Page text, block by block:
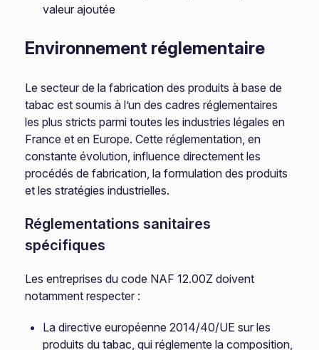
valeur ajoutée
Environnement réglementaire
Le secteur de la fabrication des produits à base de
tabac est soumis à l’un des cadres réglementaires
les plus stricts parmi toutes les industries légales en
France et en Europe. Cette réglementation, en
constante évolution, influence directement les
procédés de fabrication, la formulation des produits
et les stratégies industrielles.
Réglementations sanitaires
spécifiques
Les entreprises du code NAF 12.00Z doivent
notamment respecter :
La directive européenne 2014/40/UE sur les
produits du tabac, qui réglemente la composition,